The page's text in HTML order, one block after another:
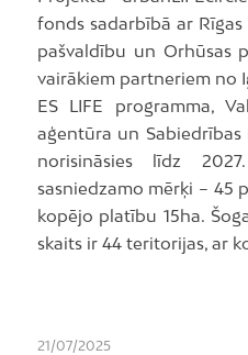
fonds sadarbībā ar
pašvaldību un Orhūsas
vairākiem partneriem no
ES LIFE programma,
aģentūra un
norisināsies līdz
sasniedzamo mērķi – 45
kopējo platību 15ha.
skaits ir 44 teritorijas, ar
21/07/2025